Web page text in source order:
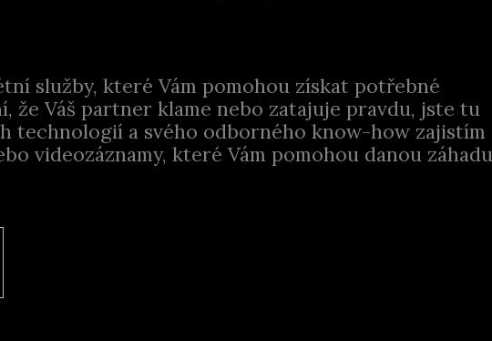
služby, které Vám pomohou získat potřebné
že Váš partner klame nebo zatajuje pravdu, jste tu
technologií a svého odborného know-how zajistím
videozáznamy, které Vám pomohou danou záhadu